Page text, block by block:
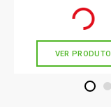
em até 3x de
VER PRODUTO
1 2